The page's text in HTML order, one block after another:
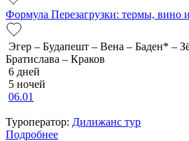
Формула Перезагрузки: термы, вино
Эгер – Будапешт – Вена – Баден* –
Братислава – Краков
6 дней
5 ночей
06.01
Туроператор: Дилижанс тур
Подробнее